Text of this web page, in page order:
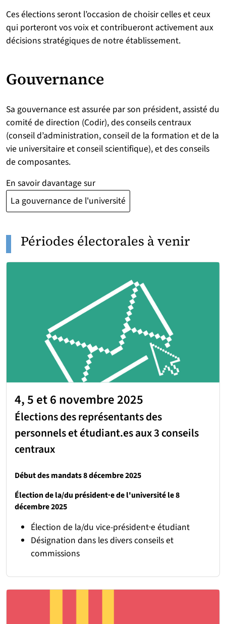
Ces élections seront l’occasion de choisir celles et ceux
qui porteront vos voix et contribueront activement aux
décisions stratégiques de notre établissement.
Gouvernance
Sa gouvernance est assurée par son président, assisté du
comité de direction (Codir), des conseils centraux
(conseil d’administration, conseil de la formation et de la
vie universitaire et conseil scientifique), et des conseils
de composantes.
En savoir davantage sur
La gouvernance de l'université
Périodes électorales à venir
4, 5 et 6 novembre 2025
Élections des représentants des
personnels et étudiant.es aux 3 conseils
centraux
Début des mandats 8 décembre 2025
Élection de la/du président·e de l'université le 8
décembre 2025
Élection de la/du vice-président·e étudiant
Désignation dans les divers conseils et
commissions